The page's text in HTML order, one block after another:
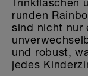
runden
sind nicht nur
und robust,
jedes